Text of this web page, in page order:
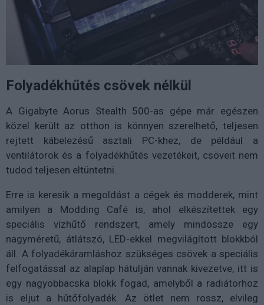
Folyadékhűtés csövek nélkül
A Gigabyte Aorus Stealth 500-as gépe már egészen
közel került az otthon is könnyen szerelhető, teljesen
rejtett kábelezésű asztali PC-khez, de például a
ventilátorok és a folyadékhűtés vezetékeit, csöveit nem
tudod teljesen eltüntetni.
Erre is keresik a megoldást a cégek és modderek, mint
amilyen a Modding Café is, ahol elkészítettek egy
speciális vízhűtő rendszert, amely mindössze egy
nagyméretű, átlátszó, LED-ekkel megvilágított blokkból
áll. A folyadékáramláshoz szükséges csövek a speciális
felfogatással az alaplap hátulján vannak kivezetve, itt is
egy nagyobbacska blokk fogad, amelyből a radiátorhoz
is eljut a hűtőfolyadék. Az ötlet nem rossz, elvileg